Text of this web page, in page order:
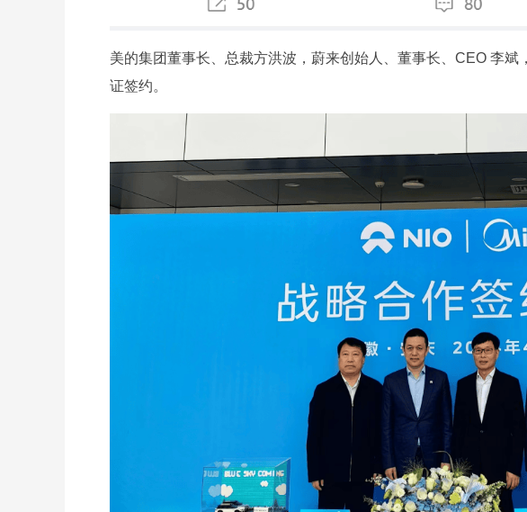
美的集团董事长、总裁方洪波，蔚来创始人、董事长、CEO 李
证签约。